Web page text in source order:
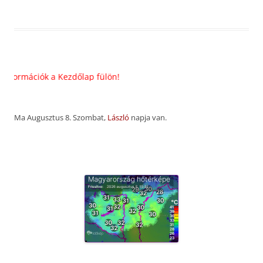
a Kezdőlap fülön!
Ma Augusztus 8. Szombat, László napja van.